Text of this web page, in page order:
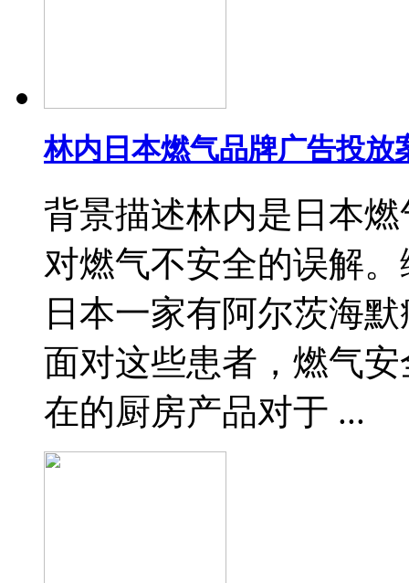
林内日本燃气品牌广告投放
背景描述林内是日本
对燃气不安全的误解
日本一家有阿尔茨海
面对这些患者，燃气
在的厨房产品对于 ...